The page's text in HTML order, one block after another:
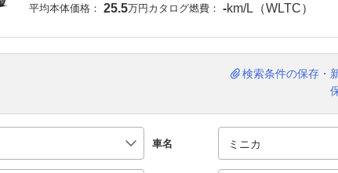
平均本体価格： 25.5万円カタログ燃費： -km/L（WLTC）
検索条件の保存・
車名